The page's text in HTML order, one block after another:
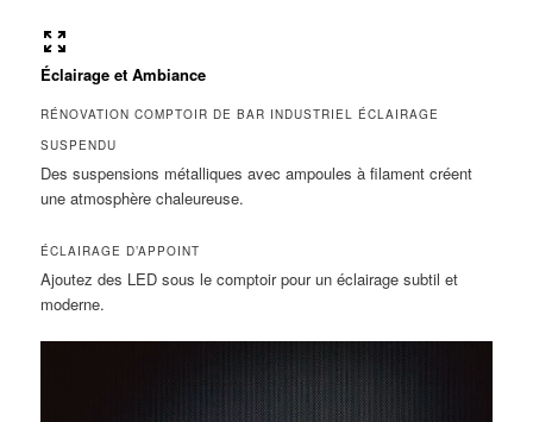
Éclairage et Ambiance
RÉNOVATION COMPTOIR DE BAR INDUSTRIEL ÉCLAIRAGE
SUSPENDU
Des suspensions métalliques avec ampoules à filament créent
une atmosphère chaleureuse.
ÉCLAIRAGE D’APPOINT
Ajoutez des LED sous le comptoir pour un éclairage subtil et
moderne.